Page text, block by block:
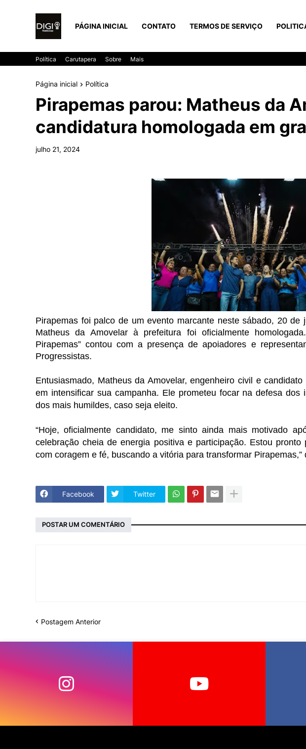
PÁGINA INICIAL CONTATO TERMOS DE SERVIÇO
Política Carutapera Sobre Mais
Página inicial Política
Pirapemas parou: Matheus da
candidatura homologada em
julho 21, 2024
Pirapemas foi palco de um evento marcante neste sábado, 20
Matheus da Amovelar à prefeitura foi oficialmente
Pirapemas” contou com a presença de apoiadores e
Progressistas.
Entusiasmado, Matheus da Amovelar, engenheiro civil e
em intensificar sua campanha. Ele prometeu focar na defesa dos
dos mais humildes, caso seja eleito.
“Hoje, oficialmente candidato, me sinto ainda mais motivado
celebração cheia de energia positiva e participação. Estou
com coragem e fé, buscando a vitória para transformar Pirapemas,”
Facebook Twitter
POSTAR UM COMENTÁRIO
Postagem Anterior